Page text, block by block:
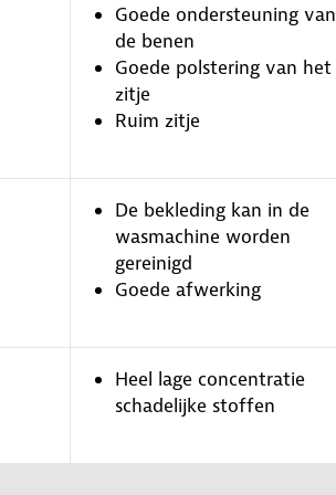
Goede ondersteuning van
de benen
Goede polstering van het
zitje
Ruim zitje
De bekleding kan in de
wasmachine worden
gereinigd
Goede afwerking
Heel lage concentratie
schadelijke stoffen